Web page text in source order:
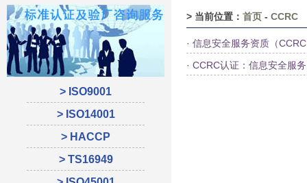
> ISO9001
> ISO14001
> HACCP
> TS16949
> 当前位置： 首页 - CCRC
· 信息安全服务资质（
· CCRC认证：信息安全服